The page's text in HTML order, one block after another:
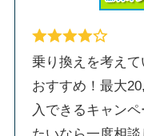
乗り換えを考え
おすすめ！最大
入できるキャン